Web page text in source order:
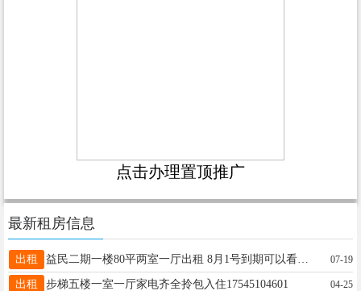
点击办理置顶推广
最新租房信息
出租 益民二期一楼80平两室一厅出租 8月1号到期可以看房 15636569193 07-19
出租 步梯五楼一室一厅家电齐全拎包入住17545104601 04-25